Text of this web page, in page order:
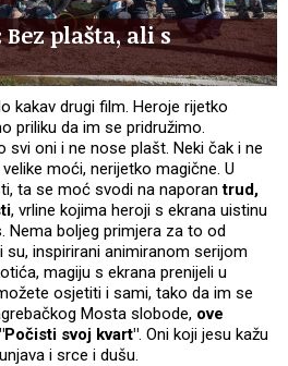
Bez plašta, ali s
kakav drugi film. Heroje rijetko
priliku da im se pridružimo.
svi oni i ne nose plašt. Neki čak i ne
moći, nerijetko magične. U
ta se moć svodi na naporantrud,
, vrline kojima heroji s ekrana uistinu
Nema boljeg primjera za to od
su, inspirirani animiranom serijom
magiju s ekrana prenijeli u
osjetiti i sami, tako da im se
Mosta slobode, ove
"Počisti svoj kvart". Oni koji jesu kažu
i srce i dušu.